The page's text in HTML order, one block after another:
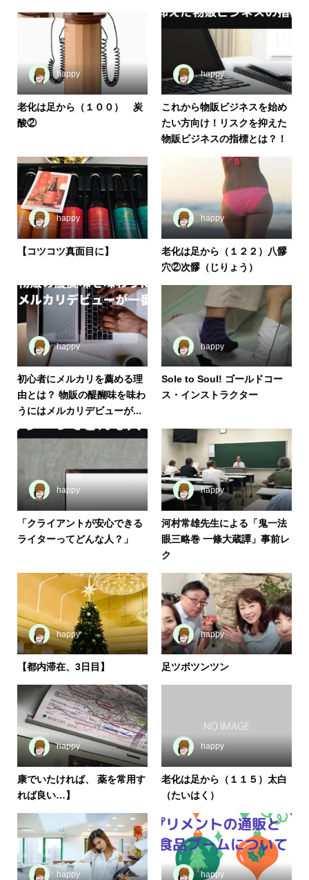
happy
老化は足から（１００） 炭
酸②
happy
これから物販ビジネスを始め
たい方向け！リスクを抑えた
物販ビジネスの指標とは？！
happy
【コツコツ真面目に】
happy
老化は足から（１２２）八髎
穴②次髎（じりょう）
happy
初心者にメルカリを薦める理
由とは？ 物販の醍醐味を味わ
うにはメルカリデビューが...
happy
Sole to Soul! ゴールドコー
ス・インストラクター
happy
「クライアントが安心できる
ライターってどんな人？」
happy
河村常雄先生による「鬼一法
眼三略巻 一條大蔵譚」事前レ
ク
happy
【都内滞在、3日目】
happy
足ツボツンツン
happy
康でいたければ、 薬を常用す
れば良い…】
happy
老化は足から（１１５）太白
（たいはく）
happy happy